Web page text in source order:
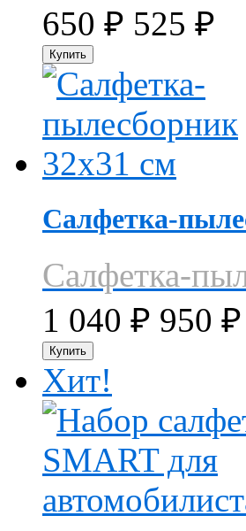
650 ₽ 525 ₽
Салфетка-
Салфетка-
1 040 ₽ 950 ₽
Хит!